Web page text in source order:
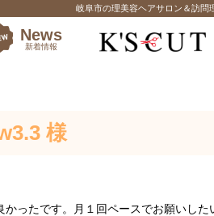
岐阜市の理美容ヘアサロン＆訪問
News
新着情報
様
かったです。月１回ペースでお願いした